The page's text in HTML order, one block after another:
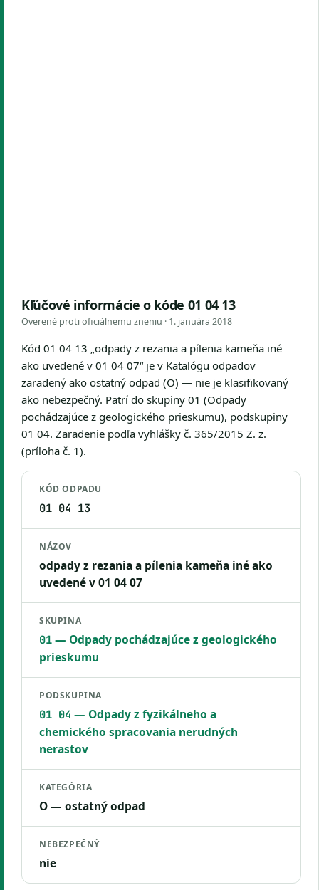
Kľúčové informácie o kóde 01 04 13
Overené proti oficiálnemu zneniu · 1. januára 2018
Kód 01 04 13 „odpady z rezania a pílenia kameňa iné
ako uvedené v 01 04 07“ je v Katalógu odpadov
zaradený ako ostatný odpad (O) — nie je klasifikovaný
ako nebezpečný. Patrí do skupiny 01 (Odpady
pochádzajúce z geologického prieskumu), podskupiny
01 04. Zaradenie podľa vyhlášky č. 365/2015 Z. z.
(príloha č. 1).
KÓD ODPADU
01 04 13
NÁZOV
odpady z rezania a pílenia kameňa iné ako
uvedené v 01 04 07
SKUPINA
01— Odpady pochádzajúce z geologického
prieskumu
PODSKUPINA
01 04 — Odpady z fyzikálneho a
chemického spracovania nerudných
nerastov
KATEGÓRIA
O — ostatný odpad
NEBEZPEČNÝ
nie